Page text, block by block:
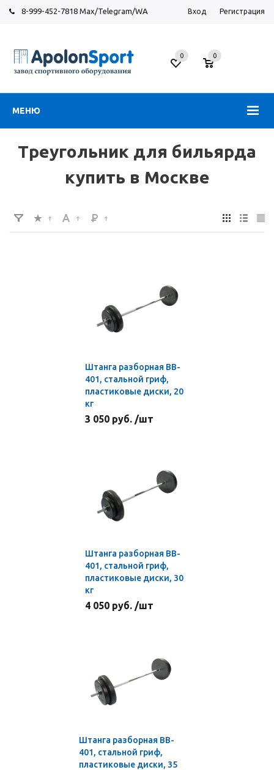
8-999-452-7818 Max/Telegram/WA Вход Регистрация
МЕНЮ
Москва
Новорязанское
0
0
Треугольник для бильярда
купить в Москве
Штанга разборная BB-
401, стальной гриф,
пластиковые диски, 20
кг
3 050 руб. /шт
Штанга разборная BB-
401, стальной гриф,
пластиковые диски, 30
кг
4 050 руб. /шт
Штанга разборная BB-
401, стальной гриф,
пластиковые диски, 35